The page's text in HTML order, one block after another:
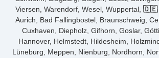
Viersen, Warendorf, Wesel, Wuppertal, 🇩🇪
Aurich, Bad Fallingbostel, Braunschweig,
Cuxhaven, Diepholz, Gifhorn, Goslar,
Hannover, Helmstedt, Hildesheim,
Lüneburg, Meppen, Nienburg, Nordhorn,